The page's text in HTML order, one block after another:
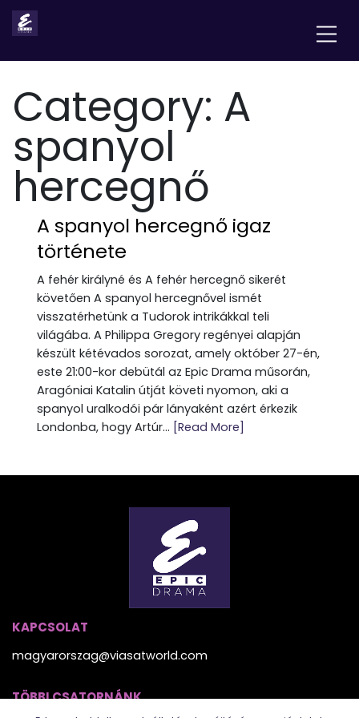
Category: A
spanyol
hercegnő
A spanyol hercegnő igaz
története
A fehér királyné és A fehér hercegnő sikerét
követően A spanyol hercegnővel ismét
visszatérhetünk a Tudorok intrikákkal teli
világába. A Philippa Gregory regényei alapján
készült kétévados sorozat, amely október 27-én,
este 21:00-kor debütál az Epic Drama műsorán,
Aragóniai Katalin útját követi nyomon, aki a
spanyol uralkodói pár lányaként azért érkezik
Londonba, hogy Artúr... [Read More]
KAPCSOLAT
magyarorszag@viasatworld.com
TÖBBI CSATORNÁNK